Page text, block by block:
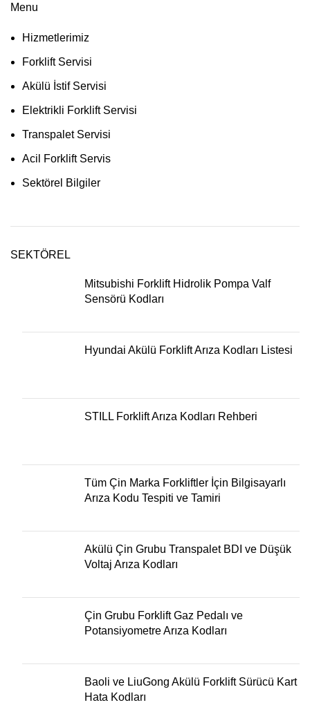
Menu
Hizmetlerimiz
Forklift Servisi
Akülü İstif Servisi
Elektrikli Forklift Servisi
Transpalet Servisi
Acil Forklift Servis
Sektörel Bilgiler
SEKTÖREL
Mitsubishi Forklift Hidrolik Pompa Valf
Sensörü Kodları
Hyundai Akülü Forklift Arıza Kodları Listesi
STILL Forklift Arıza Kodları Rehberi
Tüm Çin Marka Forkliftler İçin Bilgisayarlı
Arıza Kodu Tespiti ve Tamiri
Akülü Çin Grubu Transpalet BDI ve Düşük
Voltaj Arıza Kodları
Çin Grubu Forklift Gaz Pedalı ve
Potansiyometre Arıza Kodları
Baoli ve LiuGong Akülü Forklift Sürücü Kart
Hata Kodları